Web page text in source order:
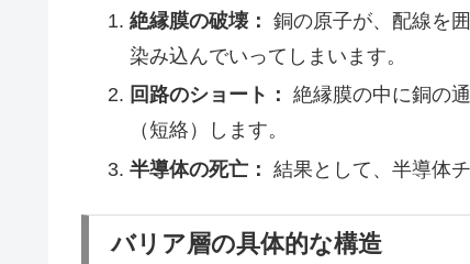
絶縁膜の破壊： 銅の原子が、配線を
染み込んでいってしまいます。
回路のショート： 絶縁膜の中に銅の
（短絡）します。
半導体の死亡： 結果として、半導体
バリア層の具体的な構造